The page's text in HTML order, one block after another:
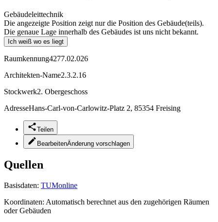
Gebäudeleittechnik
Die angezeigte Position zeigt nur die Position des Gebäude(teils).
Die genaue Lage innerhalb des Gebäudes ist uns nicht bekannt.
Ich weiß wo es liegt
Raumkennung4277.02.026
Architekten-Name2.3.2.16
Stockwerk2. Obergeschoss
AdresseHans-Carl-von-Carlowitz-Platz 2, 85354 Freising
Teilen
BearbeitenÄnderung vorschlagen
Quellen
Basisdaten: TUMonline
Koordinaten: Automatisch berechnet aus den zugehörigen Räumen
oder Gebäuden